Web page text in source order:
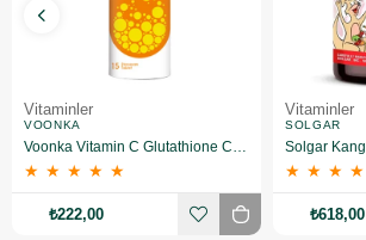
Vitaminler
VOONKA
Voonka Vitamin C Glutathione Complex Efervesan 15 Tablet
★ ★ ★ ★ ★
₺222,00
Vitaminler
SOLGAR
★ ★ ★ ★
₺618,00